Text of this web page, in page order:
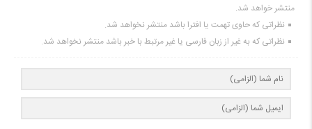
منتشر خواهد شد.
نظراتی که حاوی تهمت یا افترا باشد منتشر نخواهد شد.
نظراتی که به غیر از زبان فارسی یا غیر مرتبط با خبر باشد منتشر نخواهد شد.